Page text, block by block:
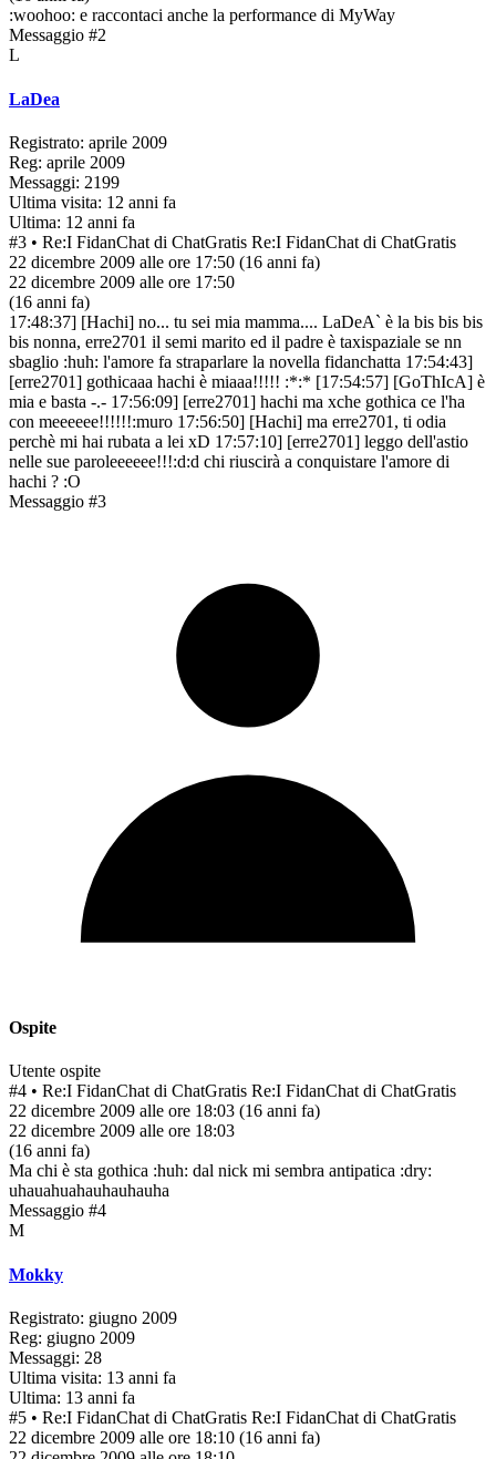
:woohoo: e raccontaci anche la performance di MyWay
Messaggio #2
L
LaDea
Registrato: aprile 2009
Reg: aprile 2009
Messaggi: 2199
Ultima visita: 12 anni fa
Ultima: 12 anni fa
#3 • Re:I FidanChat di ChatGratis Re:I FidanChat di ChatGratis
22 dicembre 2009 alle ore 17:50 (16 anni fa)
22 dicembre 2009 alle ore 17:50
(16 anni fa)
17:48:37] [Hachi] no... tu sei mia mamma.... LaDeA` è la bis bis bis
bis nonna, erre2701 il semi marito ed il padre è taxispaziale se nn
sbaglio :huh: l'amore fa straparlare la novella fidanchatta 17:54:43]
[erre2701] gothicaaa hachi è miaaa!!!!! :*:* [17:54:57] [GoThIcA] è
mia e basta -.- 17:56:09] [erre2701] hachi ma xche gothica ce l'ha
con meeeeee!!!!!!:muro 17:56:50] [Hachi] ma erre2701, ti odia
perchè mi hai rubata a lei xD 17:57:10] [erre2701] leggo dell'astio
nelle sue paroleeeeee!!!:d:d chi riuscirà a conquistare l'amore di
hachi ? :O
Messaggio #3
Ospite
Utente ospite
#4 • Re:I FidanChat di ChatGratis Re:I FidanChat di ChatGratis
22 dicembre 2009 alle ore 18:03 (16 anni fa)
22 dicembre 2009 alle ore 18:03
(16 anni fa)
Ma chi è sta gothica :huh: dal nick mi sembra antipatica :dry:
uhauahuahauhauhauha
Messaggio #4
M
Mokky
Registrato: giugno 2009
Reg: giugno 2009
Messaggi: 28
Ultima visita: 13 anni fa
Ultima: 13 anni fa
#5 • Re:I FidanChat di ChatGratis Re:I FidanChat di ChatGratis
22 dicembre 2009 alle ore 18:10 (16 anni fa)